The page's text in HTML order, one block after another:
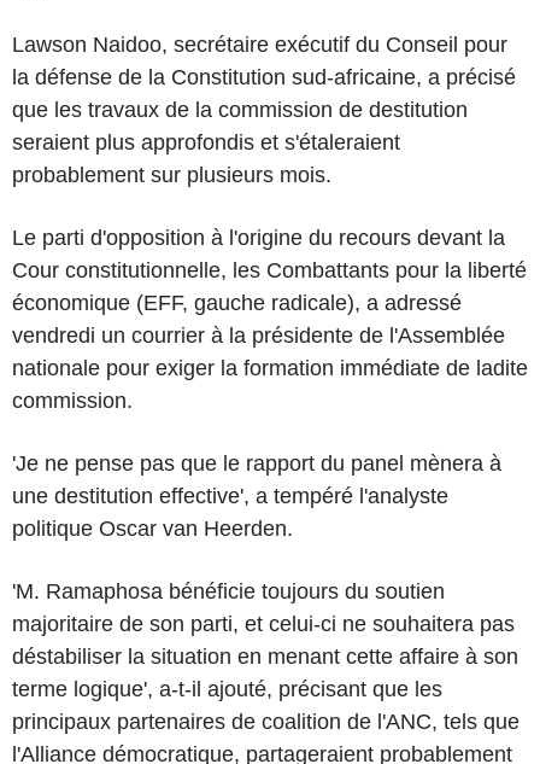
Lawson Naidoo, secrétaire exécutif du Conseil pour
la défense de la Constitution sud-africaine, a précisé
que les travaux de la commission de destitution
seraient plus approfondis et s'étaleraient
probablement sur plusieurs mois.
Le parti d'opposition à l'origine du recours devant la
Cour constitutionnelle, les Combattants pour la liberté
économique (EFF, gauche radicale), a adressé
vendredi un courrier à la présidente de l'Assemblée
nationale pour exiger la formation immédiate de ladite
commission.
'Je ne pense pas que le rapport du panel mènera à
une destitution effective', a tempéré l'analyste
politique Oscar van Heerden.
'M. Ramaphosa bénéficie toujours du soutien
majoritaire de son parti, et celui-ci ne souhaitera pas
déstabiliser la situation en menant cette affaire à son
terme logique', a-t-il ajouté, précisant que les
principaux partenaires de coalition de l'ANC, tels que
l'Alliance démocratique, partageraient probablement